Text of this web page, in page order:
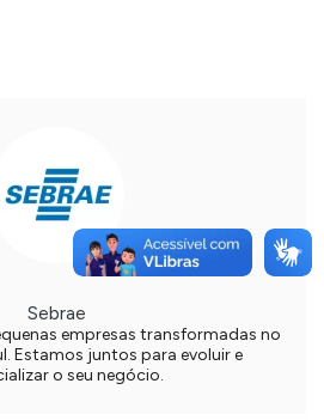
Sebrae
empresas transformadas no
Estamos juntos para evoluir e
o seu negócio.